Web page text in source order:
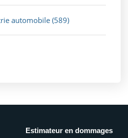
automobile (589)
Estimateur en dommages